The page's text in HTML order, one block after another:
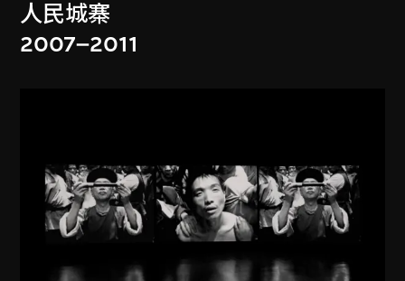
人民城寨
2007–2011